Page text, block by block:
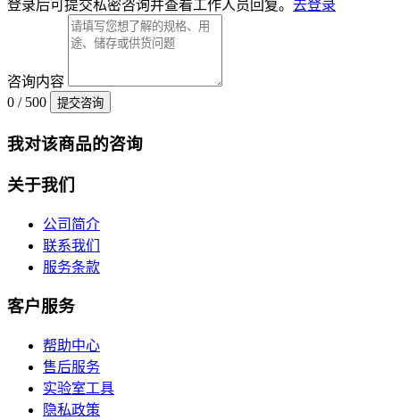
登录后可提交私密咨询并查看工作人员回复。 去登录
咨询内容
0 / 500
提交咨询
我对该商品的咨询
关于我们
公司简介
联系我们
服务条款
客户服务
帮助中心
售后服务
实验室工具
隐私政策